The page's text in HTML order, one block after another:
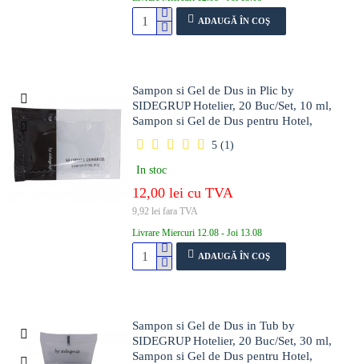
ADAUGĂ ÎN COŞ
Sampon si Gel de Dus in Plic by
SIDEGRUP Hotelier, 20 Buc/Set, 10 ml,
Sampon si Gel de Dus pentru Hotel,
Dus, Mini Sampon pentru Hotel, Cosmetice
Hotel, Set Cosmetice pentru Hoteluri
In stoc
12,00 lei cu TVA
9,92 lei fara TVA
5 (1)
Livrare Miercuri 12.08 - Joi 13.08
ADAUGĂ ÎN COŞ
Sampon si Gel de Dus in Tub by
SIDEGRUP Hotelier, 20 Buc/Set, 30 ml,
Sampon si Gel de Dus pentru Hotel,